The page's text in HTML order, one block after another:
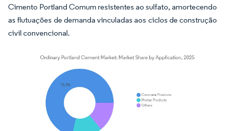
Cimento Portland Comum resistentes ao sulfato, amortecendo
as flutuações de demanda vinculadas aos ciclos de construção
civil convencional.